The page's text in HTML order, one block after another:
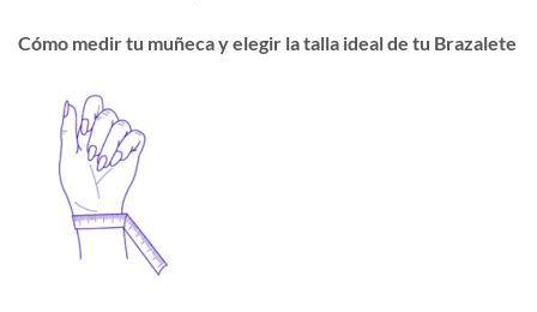
Cómo medir tu muñeca y elegir la talla ideal de tu Brazalete